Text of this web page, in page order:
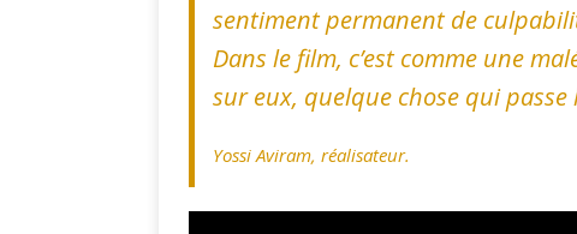
sentiment permanent de
Dans le film, c’est comme une
sur eux, quelque chose qui
Yossi Aviram, réalisateur.